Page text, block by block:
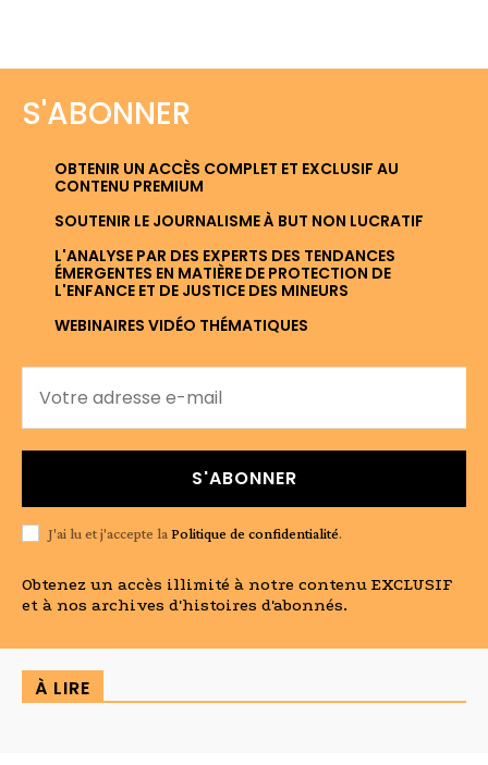
S'ABONNER
OBTENIR UN ACCÈS COMPLET ET EXCLUSIF AU
CONTENU PREMIUM
SOUTENIR LE JOURNALISME À BUT NON LUCRATIF
L'ANALYSE PAR DES EXPERTS DES TENDANCES
ÉMERGENTES EN MATIÈRE DE PROTECTION DE
L'ENFANCE ET DE JUSTICE DES MINEURS
WEBINAIRES VIDÉO THÉMATIQUES
S'ABONNER
J'ai lu et j'accepte la Politique de confidentialité.
Obtenez un accès illimité à notre contenu EXCLUSIF
et à nos archives d'histoires d'abonnés.
À LIRE